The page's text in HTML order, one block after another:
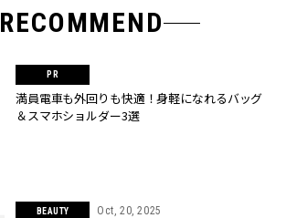
RECOMMEND
満員電車も外回りも快適！身軽になれるバッグ
＆スマホショルダー3選
BEAUTY Oct, 20, 2025